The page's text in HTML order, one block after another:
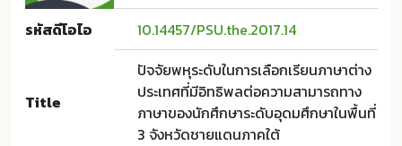
รหัสดีโอไอ
10.14457/PSU.the.2017.14
Title
ปัจจัยพหุระดับในการเลือกเรียนภาษาต่าง
ประเทศที่มีอิทธิพลต่อความสามารถทาง
ภาษาของนักศึกษาระดับอุดมศึกษาในพื้นที่
3 จังหวัดชายแดนภาคใต้